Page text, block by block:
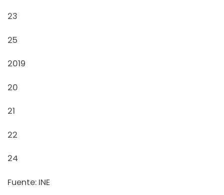
23
25
2019
20
21
22
24
Fuente: INE